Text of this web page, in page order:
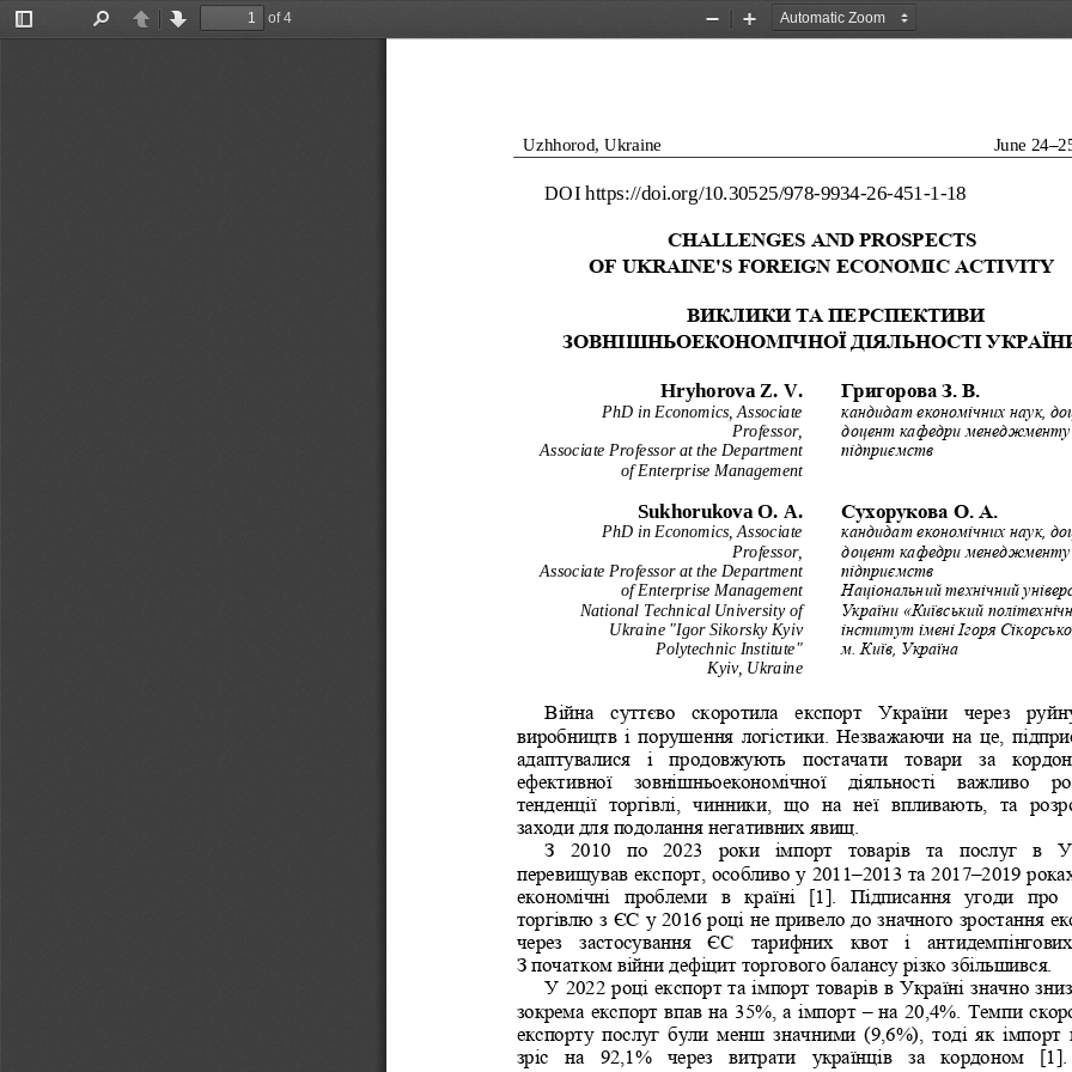
Toggle
PreviousNext
of 4
Zoom
Zoom
Uzhhorod, Ukraine June 24–
DOI https://doi.org/10.30525/978-9934-26-451-1-18
CHALLENGES AND PROSPECTS
OF UKRAINE'S FOREIGN ECONOMIC ACTIVITY
ВИКЛИКИ ТА ПЕРСПЕКТИВИ
ЗОВНІШНЬОЕКОНОМІЧНОЇ ДІЯЛЬНОСТІ
Hryhorova Z. V.
PhD in Economics, Associate
Professor,
Associate Professor at the Department
of Enterprise Management
Григорова З. В.
кандидат економічних наук,
доцент кафедри менеджменту
підприємств
Sukhorukova O. A.
PhD in Economics, Associate
Professor,
Associate Professor at the Department
of Enterprise Management
National Technical University of
Ukraine "Igor Sikorsky Kyiv
Polytechnic Institute"
Kyiv, Ukraine
Сухорукова О. А.
кандидат економічних наук,
доцент кафедри менеджменту
підприємств
Національний технічний
України «Київський
інститут імені Ігоря
м. Київ, Україна
Війна  суттєво  скоротила  експорт  України  через
виробництв і порушення логістики. Незважаючи на це,
адаптувалися  і  продовжують  постачати  товари  за
ефективної  зовнішньоекономічної   діяльності   важливо
тенденції  торгівлі,  чинники,  що  на  неї  впливають,  та
заходи для подолання негативних явищ.
З  2010  по  2023  роки  імпорт  товарів  та  послуг  в
перевищував експорт, особливо у 2011–2013 та 2017–2019
економічні  проблеми  в  країні  [1].  Підписання  угоди  про
торгівлю з ЄС у 2016 році не привело до значного зростання
через  застосування  ЄС  тарифних  квот  і
З початком війни дефіцит торгового балансу різко збільшився.
У 2022 році експорт та імпорт товарів в Україні значно
зокрема експорт впав на 35%, а імпорт – на 20,4%. Темпи
експорту  послуг  були  менш  значними  (9,6%),  тоді  як  імпорт
зріс  на  92,1%  через  витрати  українців  за  кордоном